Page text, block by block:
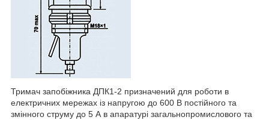
Тримач запобіжника ДПК1-2 призначений для роботи в
електричних мережах із напругою до 600 В постійного та
змінного струму до 5 А в апаратурі загальнопромислового та